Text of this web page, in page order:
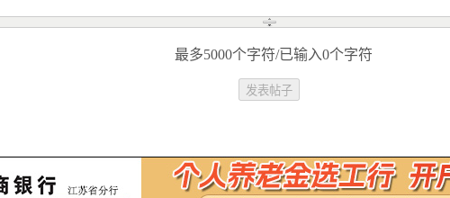
最多5000个字符/已输入0个字符